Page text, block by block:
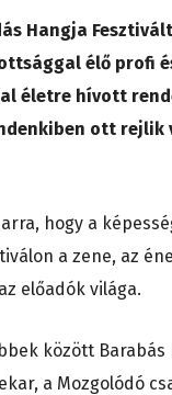
Hangja
élő profi
életre hívott
ott
hogy a
a zene, az
előadók világa.
között
a Mozgolódó